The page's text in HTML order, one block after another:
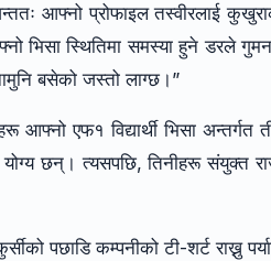
आफ्नो प्रोफाइल तस्वीरलाई
भिसा स्थितिमा समस्या हुने डरले
बसेको जस्तो लाग्छ।”
आफ्नो एफ१ विद्यार्थी भिसा अन्तर्गत
योग्य छन्। त्यसपछि, तिनीहरू संयुक्त
पछाडि कम्पनीको टी-शर्ट राख्नु